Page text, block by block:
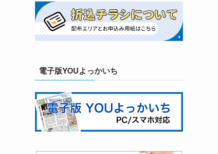
電子版YOUよっかいち